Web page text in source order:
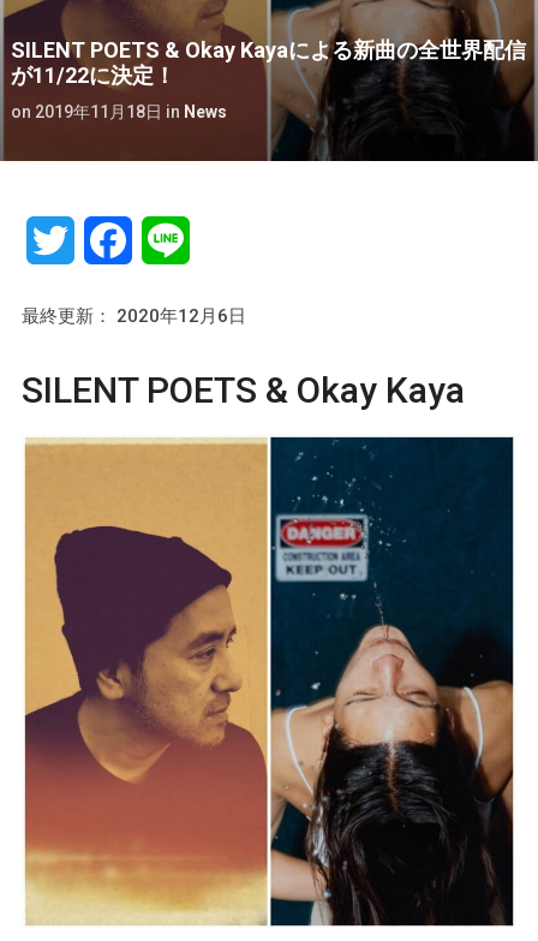
SILENT POETS & Okay Kayaによる新曲の全世界配信
が11/22に決定！
on 2019年11月18日 in News
Twitter Facebook
最終更新： 2020年12月6日
SILENT POETS & Okay Kaya